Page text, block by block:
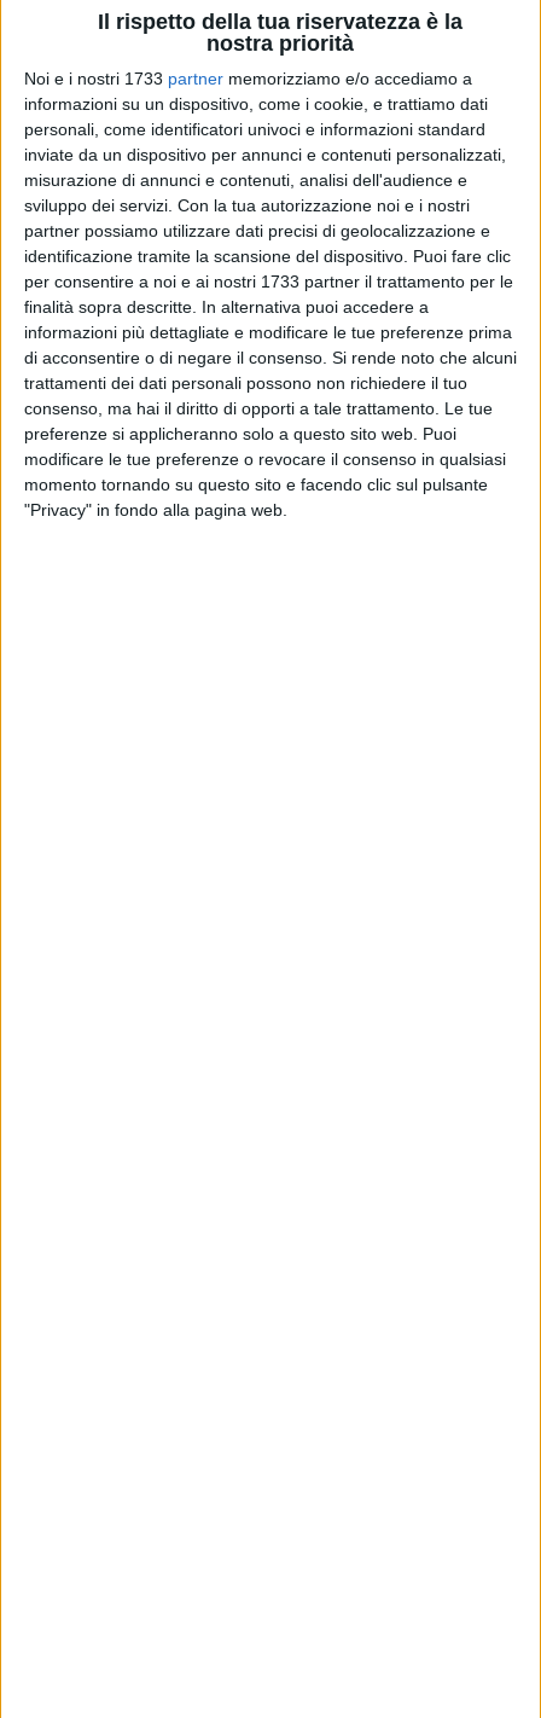
Il rispetto della tua riservatezza è la
nostra priorità
Noi e i nostri 1733 partner memorizziamo e/o accediamo a
informazioni su un dispositivo, come i cookie, e trattiamo dati
personali, come identificatori univoci e informazioni standard
inviate da un dispositivo per annunci e contenuti personalizzati,
misurazione di annunci e contenuti, analisi dell'audience e
sviluppo dei servizi. Con la tua autorizzazione noi e i nostri
partner possiamo utilizzare dati precisi di geolocalizzazione e
identificazione tramite la scansione del dispositivo. Puoi fare clic
per consentire a noi e ai nostri 1733 partner il trattamento per le
finalità sopra descritte. In alternativa puoi accedere a
informazioni più dettagliate e modificare le tue preferenze prima
di acconsentire o di negare il consenso. Si rende noto che alcuni
trattamenti dei dati personali possono non richiedere il tuo
consenso, ma hai il diritto di opporti a tale trattamento. Le tue
preferenze si applicheranno solo a questo sito web. Puoi
modificare le tue preferenze o revocare il consenso in qualsiasi
momento tornando su questo sito e facendo clic sul pulsante
"Privacy" in fondo alla pagina web.
IlRotaract clubdi Bisceglie insieme al Rotary club
Bisceglie,Associazione antiviolenza Sarah eAssociazione
21
hanno organizzato la passeggiata "
Le donne e i palazzi
di Bisceglie"che si terrà sabato9 novembredalle 19. Si
tratta di un itinerario che, partendo dalla chiesa di Santa
Margherita giungerà tra i palazzi del borgo biscegliese.
Il ricavato sarà devoluto alservice "End polio now